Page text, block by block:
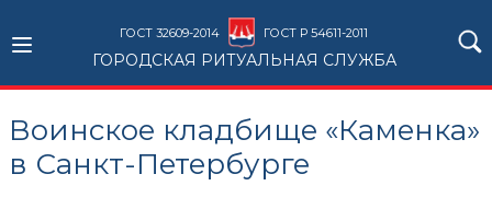
ГОСТ 32609-2014 ГОСТ Р 54611-2011
ГОРОДСКАЯ РИТУАЛЬНАЯ СЛУЖБА
Воинское кладбище «Каменка»
в Санкт-Петербурге